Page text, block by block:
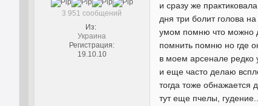
3 951 сообщений
Из:
Украина
Регистрация:
19.10.10
и сразу же
дня три болит голова
умом помню что можно
помнить помню но где
в моем арсенале
и еще часто делаю
тогда тоже обнажается
тут еще пчелы,